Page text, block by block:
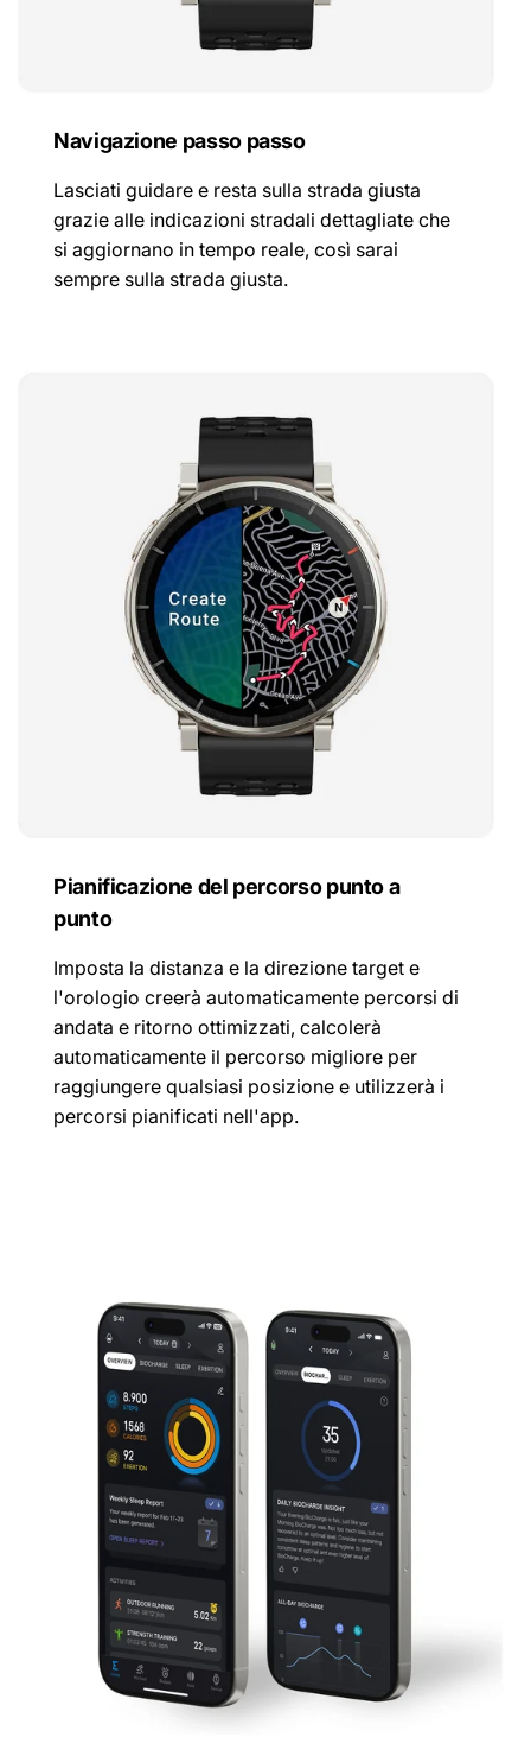
Navigazione passo passo
Lasciati guidare e resta sulla strada giusta
grazie alle indicazioni stradali dettagliate che
si aggiornano in tempo reale, così sarai
sempre sulla strada giusta.
Pianificazione del percorso punto a
punto
Imposta la distanza e la direzione target e
l'orologio creerà automaticamente percorsi di
andata e ritorno ottimizzati, calcolerà
automaticamente il percorso migliore per
raggiungere qualsiasi posizione e utilizzerà i
percorsi pianificati nell'app.